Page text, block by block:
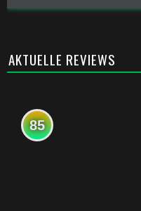
AKTUELLE REVIEWS
85